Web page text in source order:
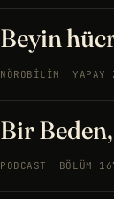
Beyin
NÖROBILIM YAPAY
Bir
PODCAST BÖLÜM